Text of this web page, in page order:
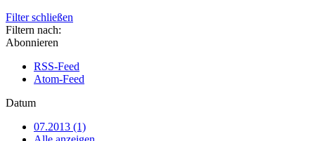
Filter schließen
Filtern nach:
Abonnieren
RSS-Feed
Atom-Feed
Datum
07.2013 (1)